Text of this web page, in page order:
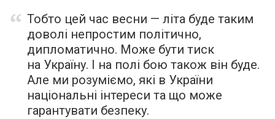
Тобто цей час весни — літа буде таким
доволі непростим політично,
дипломатично. Може бути тиск
на Україну. І на полі бою також він буде.
Але ми розуміємо, які в України
національні інтереси та що може
гарантувати безпеку.